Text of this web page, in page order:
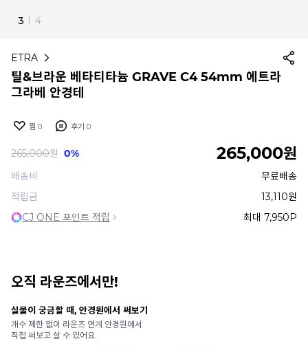
4 I 4
ETRA
틸&브라운 베타티타늄 GRAVE C4 54mm 에트라
그라베 안경테
찜 0 후기 0
265,000원 0% 265,000원
배송비
무료배송
적립금
13,110원
CJ ONE 포인트 적립
최대 7,950P
오직 라운즈에서만!
안경 렌즈 맞춤까지 한 번에
가까운 안경원으로 배송받아
렌즈 맞춤부터 피팅까지 편하게!